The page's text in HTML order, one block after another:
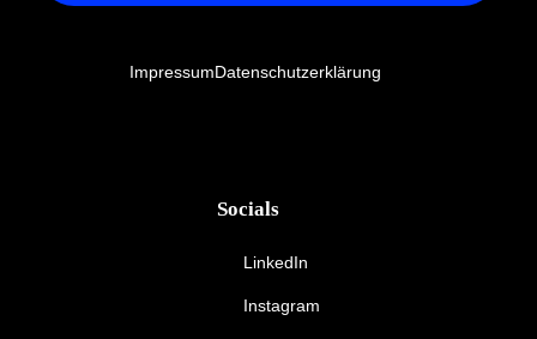
Impres­sumDaten­schutz­er­klä­rung
Socials
LinkedIn
Instagram